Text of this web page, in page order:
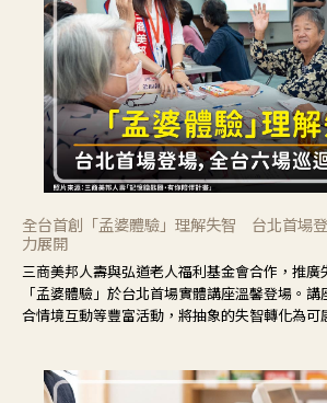
全台首創「孟婆體驗」理解失智 台北首場
力展開
三商美邦人壽與弘道老人福利基金會合作，推廣
「孟婆體驗」於台北首場實體講座溫馨登場。
合情境互動等豐富活動，將抽象的失智轉化為可